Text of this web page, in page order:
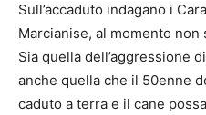
Sull’accaduto indagano i
Marcianise, al momento
Sia quella dell’aggressione
anche quella che il 50enne
caduto a terra e il cane